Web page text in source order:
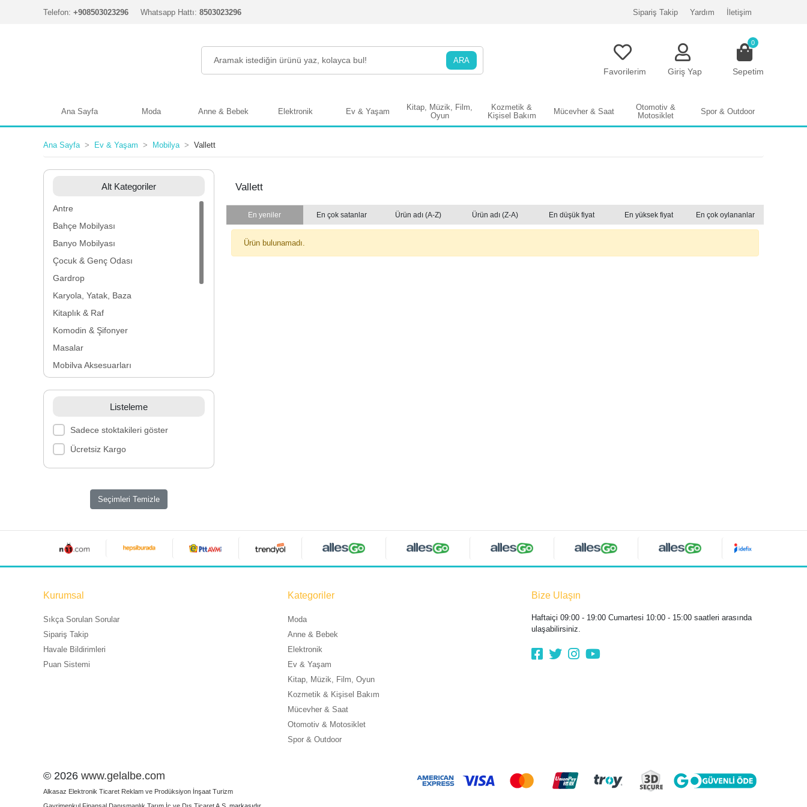
Telefon: +908503023296 Whatsapp Hattı: 8503023296 Sipariş Takip Yardım İletişim
ARA
Favorilerim Giriş Yap
0
Sepetim
Ana Sayfa Moda Anne & Bebek Elektronik Ev & Yaşam
Kitap, Müzik, Film,
Oyun
Kozmetik &
Kişisel Bakım
Mücevher & Saat
Otomotiv &
Motosiklet
Spor & Outdoor
Ana Sayfa Ev & Yaşam Mobilya Vallett
Alt Kategoriler
Antre
Bahçe Mobilyası
Banyo Mobilyası
Çocuk & Genç Odası
Gardrop
Karyola, Yatak, Baza
Kitaplık & Raf
Komodin & Şifonyer
Masalar
Mobilya Aksesuarları
Sandalyeler
Sehpa
Tv Ünitesi & Tv Sehpası
Yatak Odası
Listeleme
Sadece stoktakileri göster
Ücretsiz Kargo
Seçimleri Temizle
Vallett
En yeniler En çok satanlar Ürün adı (A-Z) Ürün adı (Z-A) En düşük fiyat En yüksek fiyat En çok oylananlar
Ürün bulunamadı.
Kurumsal
Sıkça Sorulan Sorular
Sipariş Takip
Havale Bildirimleri
Puan Sistemi
Kategoriler
Moda
Anne & Bebek
Elektronik
Ev & Yaşam
Kitap, Müzik, Film, Oyun
Kozmetik & Kişisel Bakım
Mücevher & Saat
Otomotiv & Motosiklet
Spor & Outdoor
Bize Ulaşın
Haftaiçi 09:00 - 19:00 Cumartesi 10:00 - 15:00 saatleri arasında
ulaşabilirsiniz.
© 2026 www.gelalbe.com
Alkasaz Elektronik Ticaret Reklam ve Prodüksiyon İnşaat Turizm